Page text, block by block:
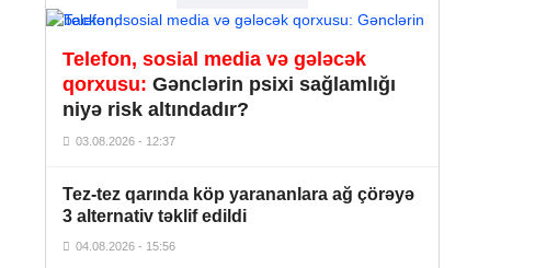
“Azərbaycan cəmiyyəti bölgədə
formalaşmış sülh mühitində
yaşamağa uyğunlaşır” – Prezident
Ramiz Mehdiyevin kürəkəninin
FƏRYADI!
Rubio:“Tramp Azərbaycan və
Telefon, sosial media və gələcək
qorxusu: Gənclərin psixi sağlamlığı
niyə risk altındadır?
03.08.2026 - 12:37
Tez-tez qarında köp yarananlara ağ çörəyə
3 alternativ təklif edildi
04.08.2026 - 15:56